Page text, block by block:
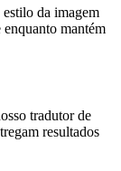
da imagem
mantém
tradutor de
resultados